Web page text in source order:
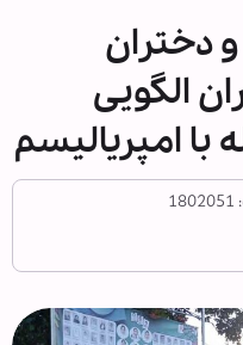
و دختران
الگویی
با امپریالیسم